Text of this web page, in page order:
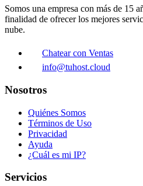
Somos una empresa con más de 15
finalidad de ofrecer los mejores
nube.
Chatear con Ventas
info@tuhost.cloud
Nosotros
Quiénes Somos
Términos de Uso
Privacidad
Ayuda
¿Cuál es mi IP?
Servicios